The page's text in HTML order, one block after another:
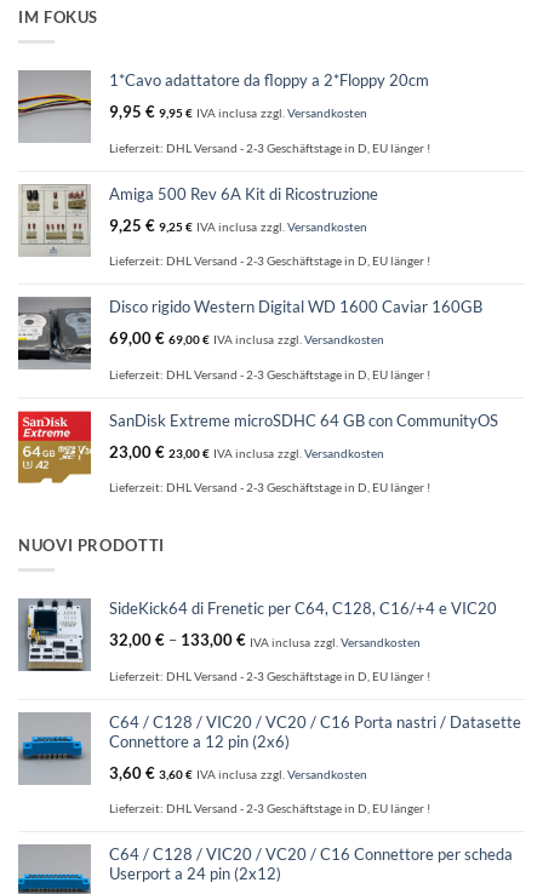
IM FOKUS
1*Cavo adattatore da floppy a 2*Floppy 20cm
9,95 € 9,95€ IVA inclusa zzgl.Versandkosten
Lieferzeit: DHL Versand - 2-3 Geschäftstage in D, EU länger !
Amiga 500 Rev 6A Kit di Ricostruzione
9,25 € 9,25€ IVA inclusa zzgl. Versandkosten
Lieferzeit: DHL Versand - 2-3 Geschäftstage in D, EU länger !
Disco rigido Western Digital WD 1600 Caviar 160GB
69,00€ 69,00€ IVA inclusa zzgl. Versandkosten
Lieferzeit: DHL Versand - 2-3 Geschäftstage in D, EU länger !
SanDisk Extreme microSDHC 64 GB con CommunityOS
23,00€ 23,00€ IVA inclusa zzgl. Versandkosten
Lieferzeit: DHL Versand - 2-3 Geschäftstage in D, EU länger !
NUOVI PRODOTTI
SideKick64 di Frenetic per C64, C128, C16/+4 e VIC20
32,00€ – 133,00€ IVA inclusa zzgl. Versandkosten
Lieferzeit: DHL Versand - 2-3 Geschäftstage in D, EU länger !
C64 / C128 / VIC20 / VC20 / C16 Porta nastri / Datasette
Connettore a 12 pin (2x6)
3,60€ 3,60€ IVA inclusa zzgl. Versandkosten
Lieferzeit: DHL Versand - 2-3 Geschäftstage in D, EU länger !
C64 / C128 / VIC20 / VC20 / C16 Connettore per scheda
Userport a 24 pin (2x12)